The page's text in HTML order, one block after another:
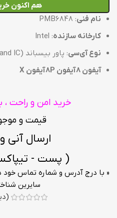
هم اکنون
نام فنی: PMB6848
کارخانه سازنده: Intel
نوع آی‌سی: پاور بیسباند (Power Baseband IC)
آیفون 8
آیفون 8P آیفون X
خرید امن و راحت
قیمت و
ارسال آنی و
( پست -
« با درج آدرس و شماره تماس
سایرین